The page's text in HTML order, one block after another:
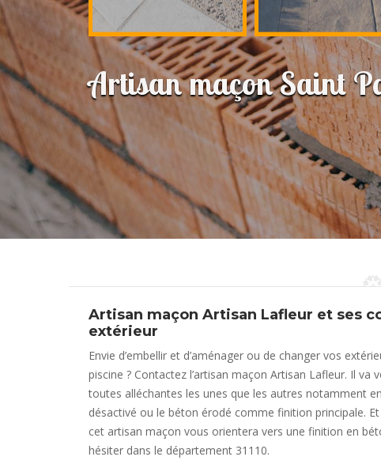
Artisan maçon Saint
Artisan maçon Artisan Lafleur et ses
extérieur
Envie d’embellir et d’aménager ou de changer vos
piscine ? Contactez l’artisan maçon Artisan Lafleur. Il
toutes alléchantes les unes que les autres notamment
désactivé ou le béton érodé comme finition principale.
cet artisan maçon vous orientera vers une finition en
hésiter dans le département 31110.